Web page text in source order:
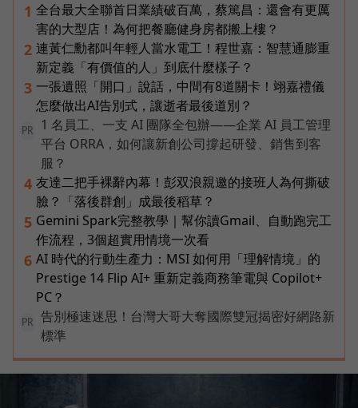
1 全台最大全聯首日業績破百萬，蔡篤昌：還會有更厲
害的大型店！為何把餐廳健身房都搬上樓？
2 連黃仁勳都叫年輕人當水電工！程世嘉：智慧通膨重
新定義「有價值的人」到底什麼樣子？
3 一張遺照「開口」說話，中間有8道關卡！翊嘉禮儀
怎麼做出AI告別式，讓逝者最後道別？
PR
1 名員工、一支 AI 團隊全包辦——企業 AI 員工管理
平台 ORRA，如何讓新創公司撐起研發、銷售到客
服？
4 友達二把手裸辭內幕！彭双浪親邀的接班人為何撕破
臉？「落後群創」成最後稻草？
5 Gemini Spark完整教學｜幫你讀Gmail、自動跑完工
作流程，3個超實用情境一次看
6 AI 時代的行動生產力：MSI 如何用「理解情境」的
Prestige 14 Flip AI+ 重新定義商務筆電與 Copilot+
PC？
PR
告別極速迷思！台灣大哥大奪國際雙冠揭密好網路新
標準